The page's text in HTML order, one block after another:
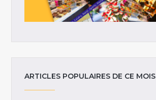
ARTICLES POPULAIRES DE CE MOIS